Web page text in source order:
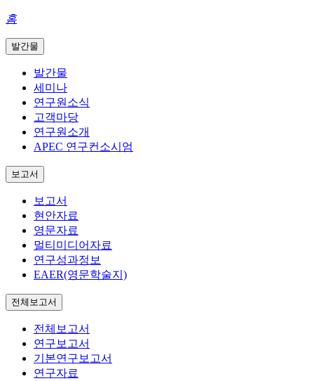
홈
발간물
발간물
세미나
연구원소식
고객마당
연구원소개
APEC 연구컨소시엄
보고서
보고서
현안자료
영문자료
멀티미디어자료
연구성과정보
EAER(영문학술지)
전체보고서
전체보고서
연구보고서
기본연구보고서
연구자료